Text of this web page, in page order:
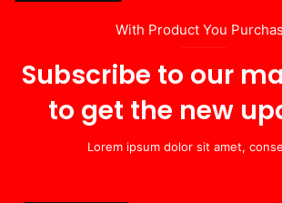
With Product You
Subscribe to our
to get the new
Lorem ipsum dolor sit amet,